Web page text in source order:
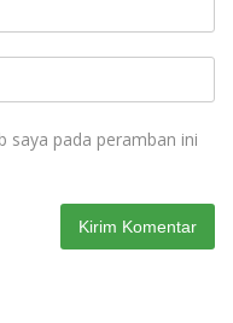
saya pada peramban ini